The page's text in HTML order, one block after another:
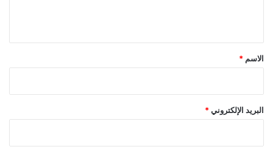
*
الاسم *
البريد الإلكتروني *